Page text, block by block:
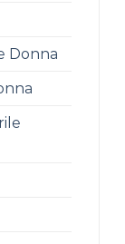
Donna